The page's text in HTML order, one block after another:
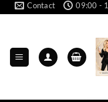
naar
Contact 09:00 -